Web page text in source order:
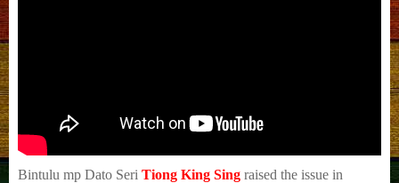
Bintulu mp Dato Seri Tiong King Sing raised the issue in